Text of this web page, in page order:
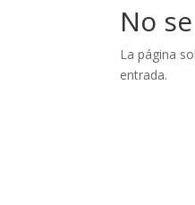
No
La página
entrada.